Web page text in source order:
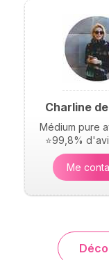
Charline
Médium pure
⭐99,8%
Me